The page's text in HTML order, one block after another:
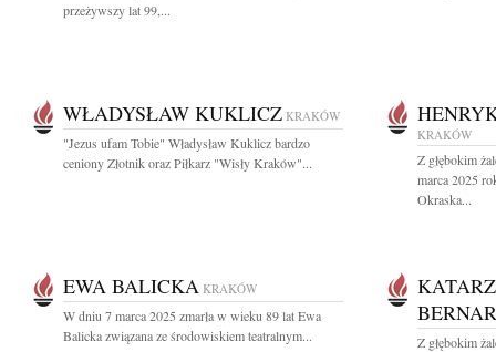
przeżywszy lat 99,...
WŁADYSŁAW KUKLICZ KRAKÓW
"Jezus ufam Tobie" Władysław Kuklicz bardzo
ceniony Złotnik oraz Piłkarz "Wisły Kraków"...
KRAKÓW
Z głębokim
marca 2025
Okraska...
EWA BALICKA KRAKÓW
W dniu 7 marca 2025 zmarła w wieku 89 lat Ewa
Balicka związana ze środowiskiem teatralnym...
Z głębokim